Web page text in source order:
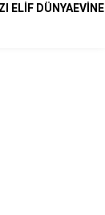
ELİF DÜNYAEVİNE